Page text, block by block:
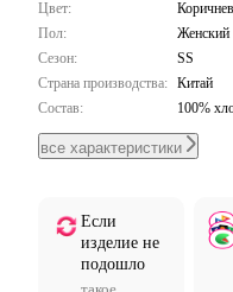
Цвет:
Пол:
Женский
Сезон:
SS
Страна производства: Китай
Состав:
100%
все характеристики
Если
изделие не
подошло